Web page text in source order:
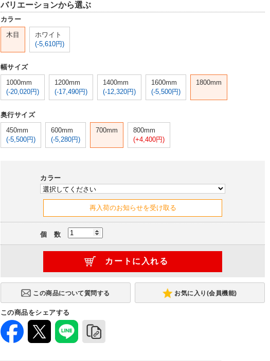
バリエーションから選ぶ
カラー
木目
ホワイト
(-5,610円)
幅サイズ
1000mm
(-20,020円)
1200mm
(-17,490円)
1400mm
(-12,320円)
1600mm
(-5,500円)
1800mm
奥行サイズ
450mm
(-5,500円)
600mm
(-5,280円)
700mm
800mm
(+4,400円)
カラー
個 数
お気に入り(会員機能)
この商品をシェアする